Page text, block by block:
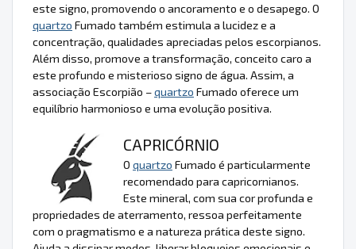
este signo, promovendo o ancoramento e o desapego. O
quartzo Fumado também estimula a lucidez e a
concentração, qualidades apreciadas pelos escorpianos.
Além disso, promove a transformação, conceito caro a
este profundo e misterioso signo de água. Assim, a
associação Escorpião –quartzo Fumado oferece um
equilíbrio harmonioso e uma evolução positiva.
CAPRICÓRNIO
O quartzo Fumado é particularmente
recomendado para capricornianos.
Este mineral, com sua cor profunda e
propriedades de aterramento, ressoa perfeitamente
com o pragmatismo e a natureza prática deste signo.